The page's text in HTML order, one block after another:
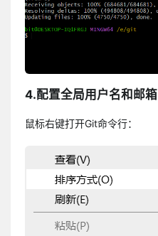
4.配置全局用户名和邮箱
鼠标右键打开Git命令行：